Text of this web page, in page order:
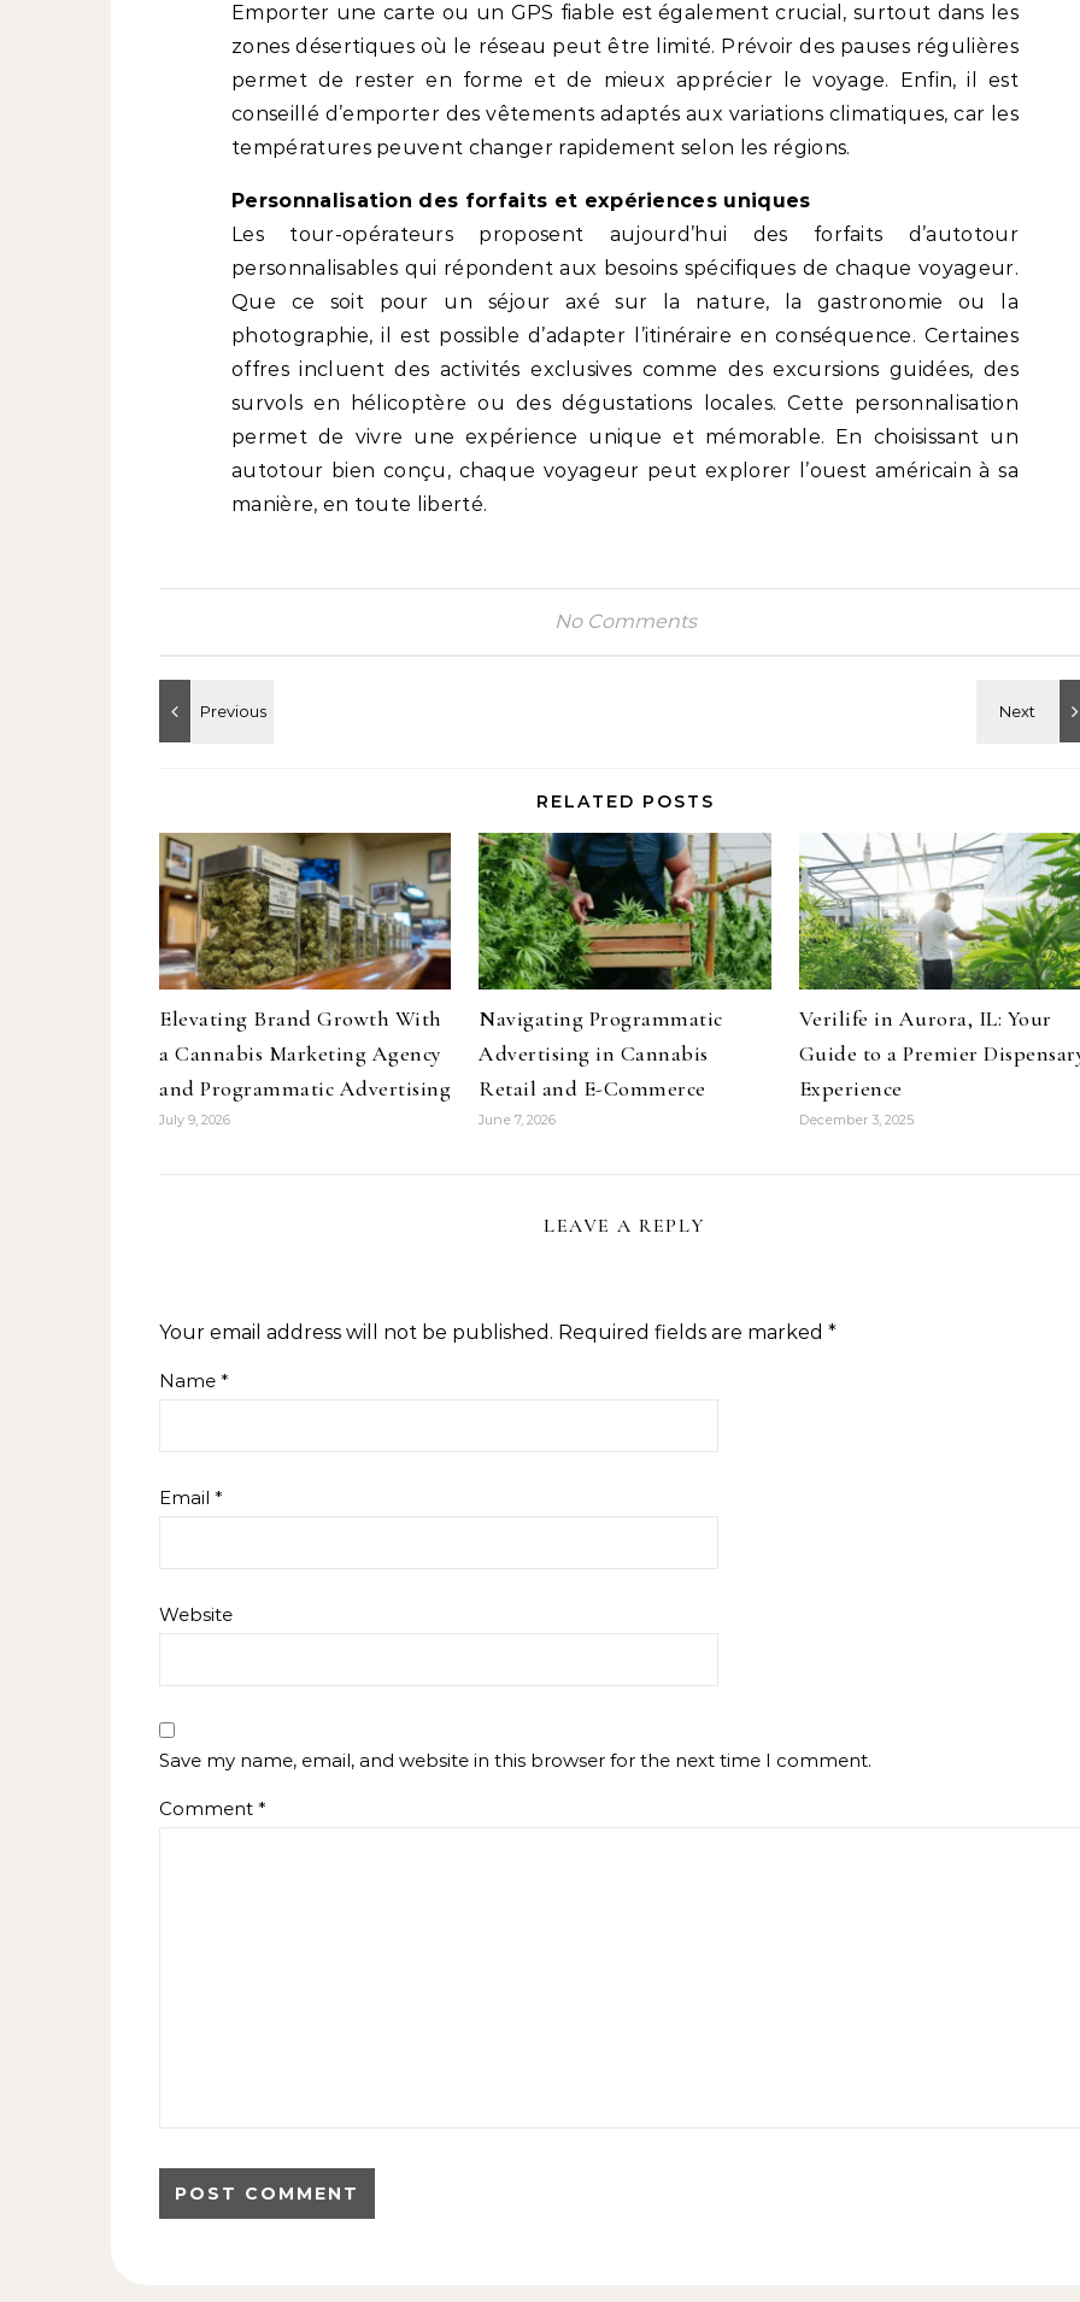
Emporter une carte ou un GPS fiable est également crucial, surtout dans les
zones désertiques où le réseau peut être limité. Prévoir des pauses régulières
permet de rester en forme et de mieux apprécier le voyage. Enfin, il est
conseillé d’emporter des vêtements adaptés aux variations climatiques, car les
températures peuvent changer rapidement selon les régions.
Personnalisation des forfaits et expériences uniques
Les tour-opérateurs proposent aujourd’hui des forfaits d’autotour
personnalisables qui répondent aux besoins spécifiques de chaque voyageur.
Que ce soit pour un séjour axé sur la nature, la gastronomie ou la
photographie, il est possible d’adapter l’itinéraire en conséquence. Certaines
offres incluent des activités exclusives comme des excursions guidées, des
survols en hélicoptère ou des dégustations locales. Cette personnalisation
permet de vivre une expérience unique et mémorable. En choisissant un
autotour bien conçu, chaque voyageur peut explorer l’ouest américain à sa
manière, en toute liberté.
No Comments
RELATED POSTS
Elevating Brand Growth With
a Cannabis Marketing Agency
and Programmatic Advertising
July 9, 2026
Navigating Programmatic
Advertising in Cannabis
Retail and E-Commerce
June 7, 2026
Verilife in Aurora, IL: Your
Guide to a Premier
Experience
December 3, 2025
LEAVE A REPLY
Your email address will not be published. Required fields are marked *
Name *
Email *
Website
Save my name, email, and website in this browser for the next time I comment.
Comment *